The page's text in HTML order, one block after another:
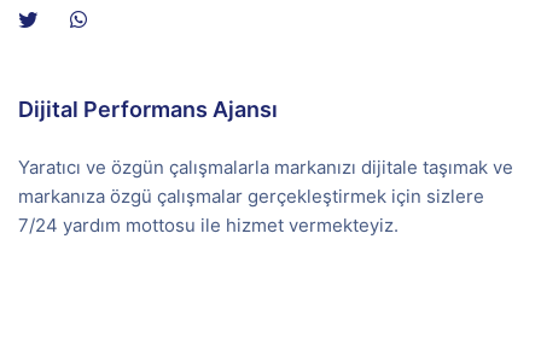
Dijital Performans Ajansı
Yaratıcı ve özgün çalışmalarla markanızı dijitale taşımak ve
markanıza özgü çalışmalar gerçekleştirmek için sizlere
7/24 yardım mottosu ile hizmet vermekteyiz.